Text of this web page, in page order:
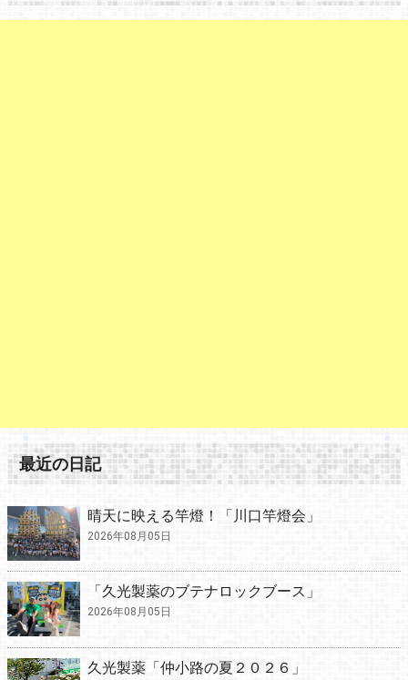
最近の日記
晴天に映える竿燈！「川口竿燈会」
2026年08月05日
「久光製薬のブテナロックブース」
2026年08月05日
久光製薬「仲小路の夏２０２６」